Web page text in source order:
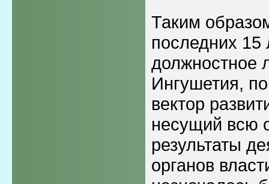
Таким
последних
должностное
Ингушетия,
вектор
несущий всю
результаты
органов